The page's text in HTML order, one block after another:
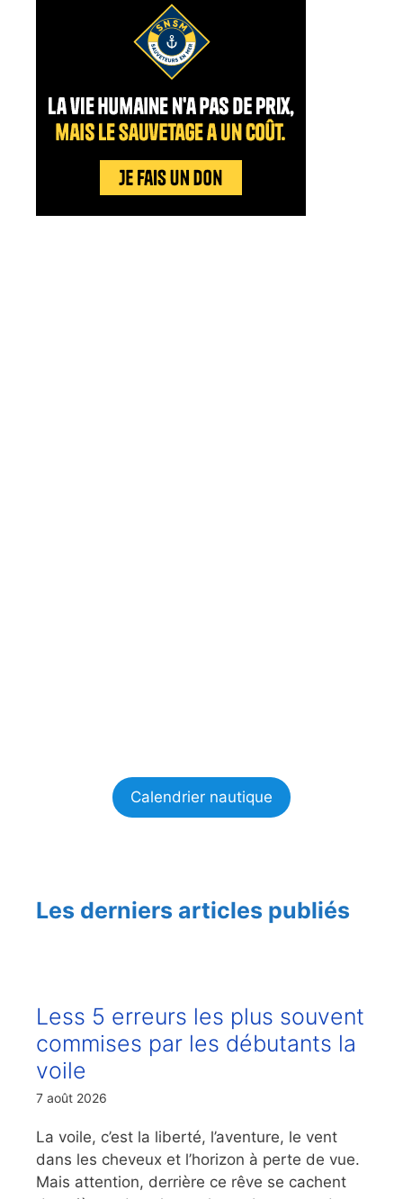
Calendrier nautique
Les derniers articles publiés
Less 5 erreurs les plus souvent
commises par les débutants la
voile
7 août 2026
La voile, c’est la liberté, l’aventure, le vent
dans les cheveux et l’horizon à perte de vue.
Mais attention, derrière ce rêve se cachent